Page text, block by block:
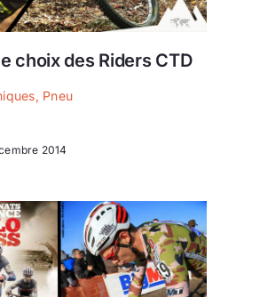
choix des Riders CTD
, Pneu
2014